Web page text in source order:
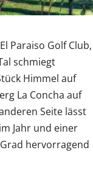
Paraiso Golf Club,
schmiegt
Himmel auf
La Concha auf
Seite lässt
Jahr und einer
hervorragend